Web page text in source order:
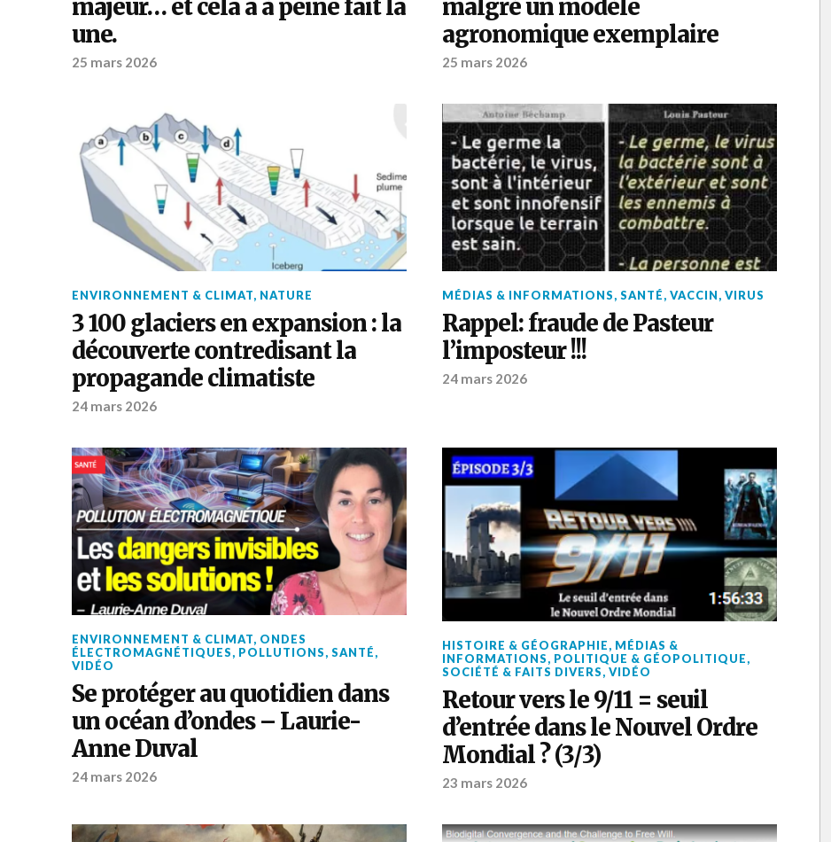
majeur… et cela a à peine fait la
une.
25 mars 2026
malgré un modèle
agronomique exemplaire
25 mars 2026
ENVIRONNEMENT & CLIMAT, NATURE
3 100 glaciers en expansion : la
découverte contredisant la
propagande climatiste
24 mars 2026
MÉDIAS & INFORMATIONS, SANTÉ, VACCIN, VIRUS
Rappel: fraude de Pasteur
l’imposteur !!!
24 mars 2026
ENVIRONNEMENT & CLIMAT, ONDES
ÉLECTROMAGNÉTIQUES, POLLUTIONS, SANTÉ,
VIDÉO
Se protéger au quotidien dans
un océan d’ondes – Laurie-
Anne Duval
24 mars 2026
HISTOIRE & GÉOGRAPHIE, MÉDIAS &
INFORMATIONS, POLITIQUE & GÉOPOLITIQUE,
SOCIÉTÉ & FAITS DIVERS, VIDÉO
Retour vers le 9/11 = seuil
d’entrée dans le Nouvel Ordre
Mondial ? (3/3)
23 mars 2026